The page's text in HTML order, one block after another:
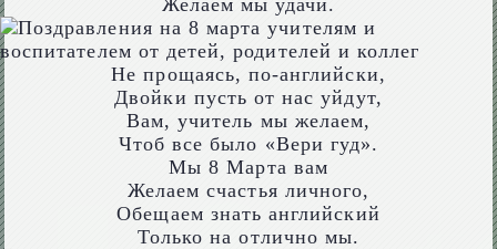
Желаем мы удачи.
Не прощаясь, по-английски,
Двойки пусть от нас уйдут,
Вам, учитель мы желаем,
Чтоб все было «Вери гуд».
Мы 8 Марта вам
Желаем счастья личного,
Обещаем знать английский
Только на отлично мы.